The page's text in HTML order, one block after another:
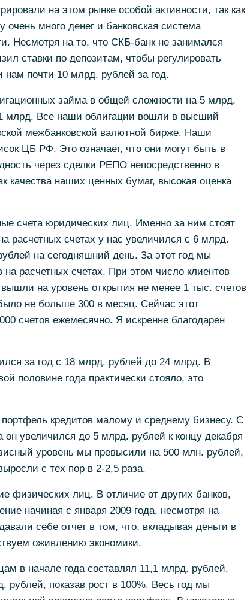
на этом рынке особой активности, так как
очень много денег и банковская система
Несмотря на то, что СКБ-банк не занимался
ставки по депозитам, чтобы регулировать
нам почти 10 млрд. рублей за год.
займа в общей сложности на 5 млрд.
млрд. Все наши облигации вошли в высший
межбанковской валютной бирже. Наши
ЦБ РФ. Это означает, что они могут быть в
через сделки РЕПО непосредственно в
качества наших ценных бумаг, высокая оценка
счета юридических лиц. Именно за ним стоят
расчетных счетах у нас увеличился с 6 млрд.
на сегодняшний день. За этот год мы
расчетных счетах. При этом число клиентов
на уровень открытия не менее 1 тыс. счетов
не больше 300 в месяц. Сейчас этот
счетов ежемесячно. Я искренне благодарен
за год с 18 млрд. рублей до 24 млрд. В
половине года практически стояло, это
кредитов малому и среднему бизнесу. С
увеличился до 5 млрд. рублей к концу декабря
уровень мы превысили на 500 млн. рублей,
с тех пор в 2-2,5 раза.
физических лиц. В отличие от других банков,
начиная с января 2009 года, несмотря на
себе отчет в том, что, вкладывая деньги в
оживлению экономики.
в начале года составлял 11,1 млрд. рублей,
показав рост в 100%. Весь год мы